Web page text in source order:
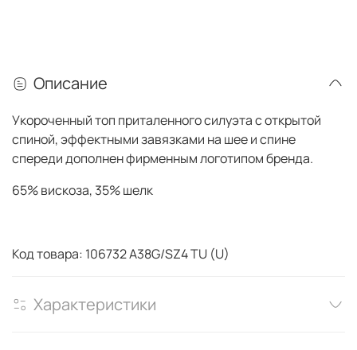
Описание
Укороченный топ приталенного силуэта с открытой
спиной, эффектными завязками на шее и спине
спереди дополнен фирменным логотипом бренда.
65% вискоза, 35% шелк
Код товара: 106732 A38G/SZ4 TU (U)
Характеристики